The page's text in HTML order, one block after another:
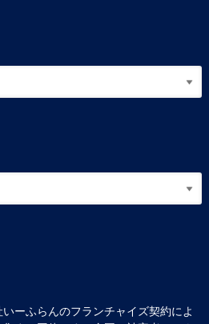
いーふらんのフランチャイズ契約によ